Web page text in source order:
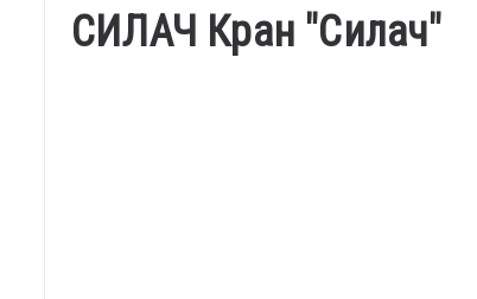
СИЛАЧ Кран "Силач"